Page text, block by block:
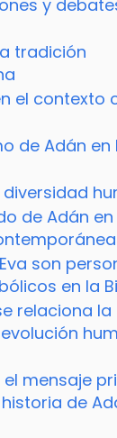
y
tradición
el contexto
de Adán en
de Adán
son
en la
relaciona
el mensaje
de